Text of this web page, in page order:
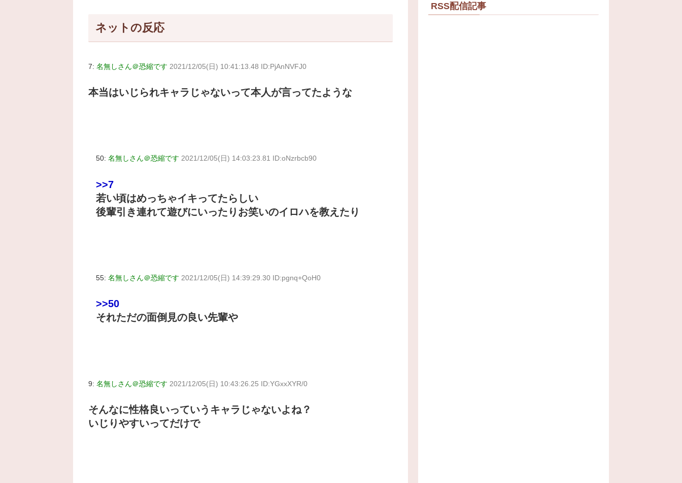
ネットの反応
7: 名無しさん＠恐縮です 2021/12/05(日) 10:41:13.48 ID:PjAnNVFJ0
本当はいじられキャラじゃないって本人が言ってたような
50: 名無しさん＠恐縮です 2021/12/05(日) 14:03:23.81 ID:oNzrbcb90
>>7
若い頃はめっちゃイキってたらしい
後輩引き連れて遊びにいったりお笑いのイロハを教えたり
55: 名無しさん＠恐縮です 2021/12/05(日) 14:39:29.30 ID:pgnq+QoH0
>>50
それただの面倒見の良い先輩や
9: 名無しさん＠恐縮です 2021/12/05(日) 10:43:26.25 ID:YGxxXYR/0
そんなに性格良いっていうキャラじゃないよね？
いじりやすいってだけで
RSS配信記事